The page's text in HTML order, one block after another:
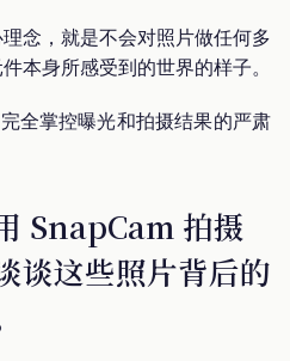
念，就是不会对照片做任何多
本身所感受到的世界的样子。
全掌控曝光和拍摄结果的严肃
SnapCam 拍摄
谈这些照片背后的